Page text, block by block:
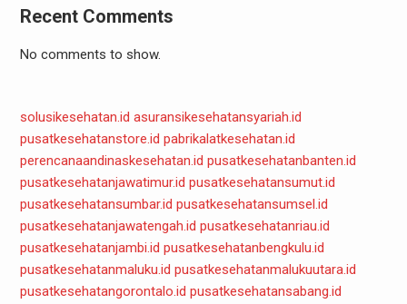
Recent Comments
No comments to show.
solusikesehatan.id asuransikesehatansyariah.id
pusatkesehatanstore.id pabrikalatkesehatan.id
perencanaandinaskesehatan.id pusatkesehatanbanten.id
pusatkesehatanjawatimur.id pusatkesehatansumut.id
pusatkesehatansumbar.id pusatkesehatansumsel.id
pusatkesehatanjawatengah.id pusatkesehatanriau.id
pusatkesehatanjambi.id pusatkesehatanbengkulu.id
pusatkesehatanmaluku.id pusatkesehatanmalukuutara.id
pusatkesehatangorontalo.id pusatkesehatansabang.id